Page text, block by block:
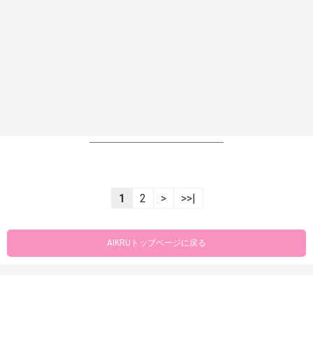
----------------------------------------------------------------
1 2 > >>|
AIKRUトップページに戻る